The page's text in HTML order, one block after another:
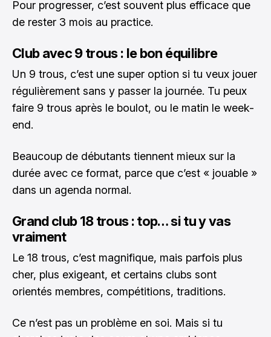
Pour progresser, c’est souvent plus efficace que
de rester 3 mois au practice.
Club avec 9 trous : le bon équilibre
Un 9 trous, c’est une super option si tu veux jouer
régulièrement sans y passer la journée. Tu peux
faire 9 trous après le boulot, ou le matin le week-
end.
Beaucoup de débutants tiennent mieux sur la
durée avec ce format, parce que c’est « jouable »
dans un agenda normal.
Grand club 18 trous : top… si tu y vas
vraiment
Le 18 trous, c’est magnifique, mais parfois plus
cher, plus exigeant, et certains clubs sont
orientés membres, compétitions, traditions.
Ce n’est pas un problème en soi. Mais si tu